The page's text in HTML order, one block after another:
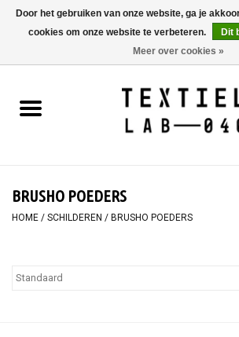
BOEKEN
BRUSHO POEDERS
HOME / SCHILDEREN / BRUSHO POEDERS
Door het gebruiken van onze website, ga je
cookies om onze website te verbeteren.
Dit
Meer over cookies »